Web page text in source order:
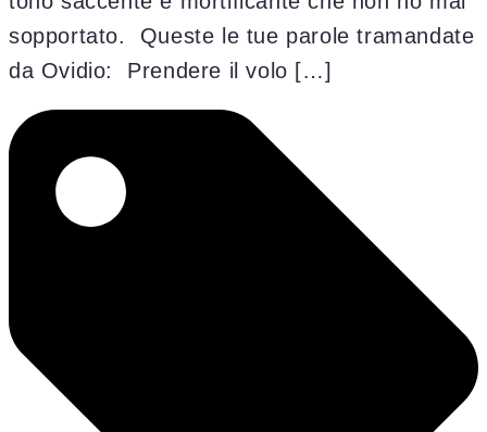
sopportato. Queste le tue parole tramandate
da Ovidio: Prendere il volo […]